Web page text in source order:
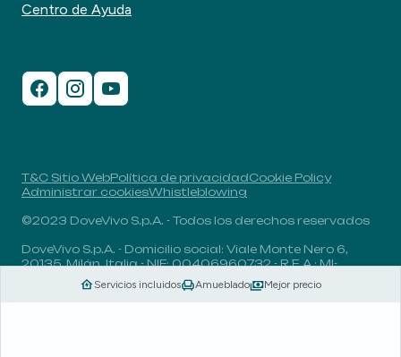
Servicios incluidos Amueblado Mejor precio
Centro de Ayuda
T&C Sitio WebPolítica de privacidadCookie Policy
Administrar cookiesWhistleblowing
©2023 DoveVivo S.p.A. - Todos los derechos reservados
DoveVivo S.p.A. - Domicilio social: Viale Monte Nero 6,
20135, Milán, Italia - NIF: 00406960732 - R.E.A.: MI-
1838078 - Capital social: 1.829.649,81 euros totalmente
desembolsado